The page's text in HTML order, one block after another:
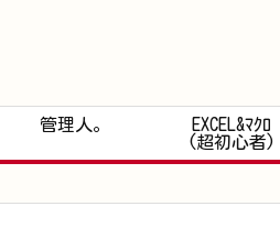
管理人。
EXCEL&ﾏｸﾛ
(超初心者)